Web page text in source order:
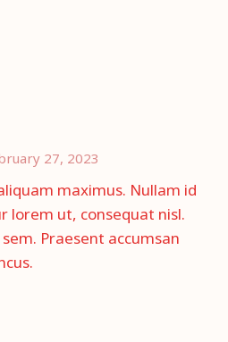
27, 2023
maximus. Nullam id
lorem ut, consequat nisl.
Praesent accumsan